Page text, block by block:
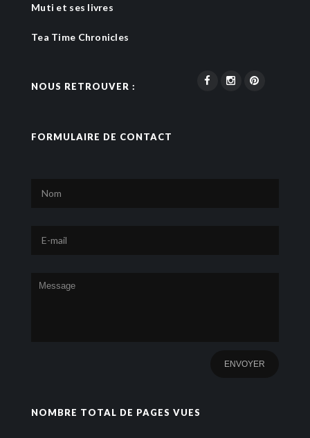
Muti et ses livres
Tea Time Chronicles
NOUS RETROUVER :
FORMULAIRE DE CONTACT
NOMBRE TOTAL DE PAGES VUES